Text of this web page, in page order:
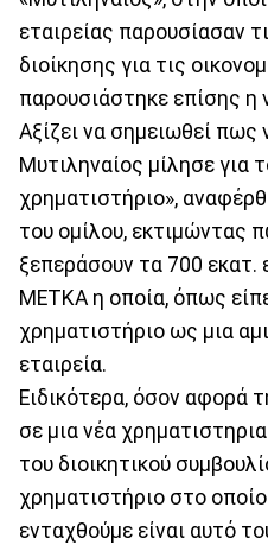
εταιρείας παρουσίασαν
διοίκησης για τις
παρουσιάστηκε επίσης η
Αξίζει να σημειωθεί πως
Μυτιληναίος μίλησε για
χρηματιστήριο»,
του ομίλου, εκτιμώντας
ξεπεράσουν τα 700 εκατ.
ΜΕΤΚΑ η οποία, όπως
χρηματιστήριο ως μια
εταιρεία.
Ειδικότερα, όσον αφορά
σε μια νέα
του διοικητικού
χρηματιστήριο στο
ενταχθούμε είναι αυτό